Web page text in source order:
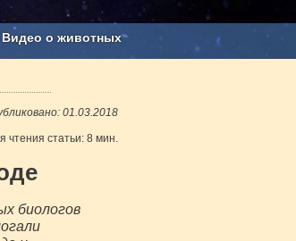
Видео о животных
01.03.2018
чтения статьи: 8 мин.
биологов